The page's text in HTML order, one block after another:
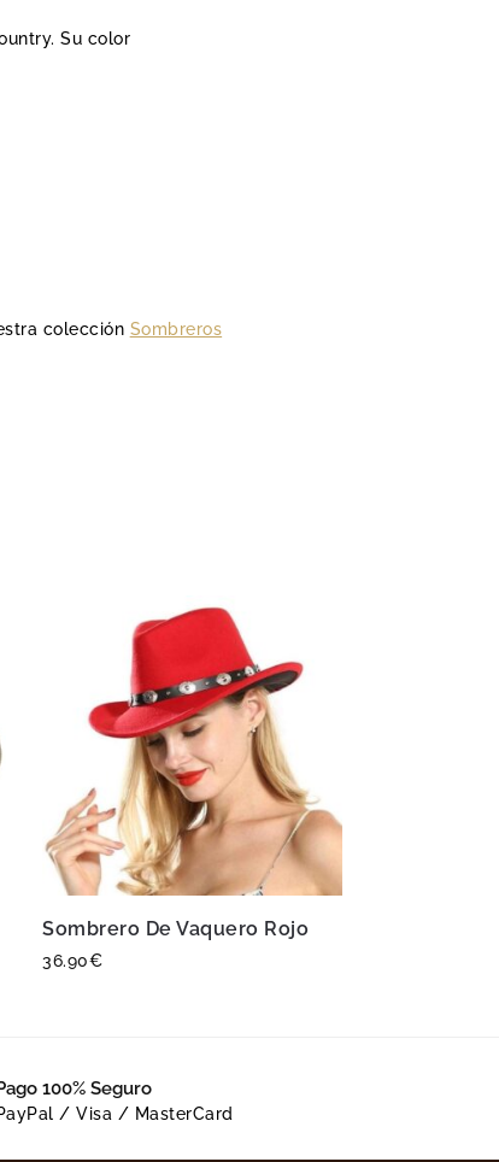
Su color
colección Sombreros
Sombrero De Vaquero Rojo
36.90€
100% Seguro
/ Visa / MasterCard